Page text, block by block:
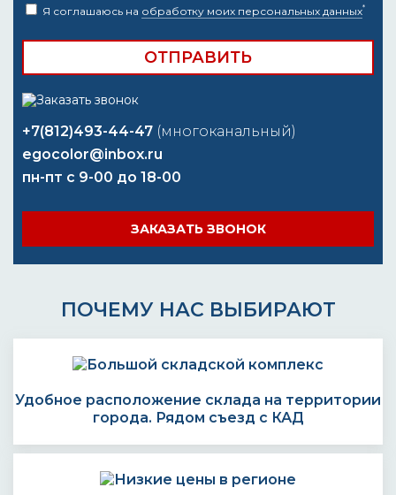
Я соглашаюсь на обработку моих персональных данных*
+7(812)493-44-47 (многоканальный)
egocolor@inbox.ru
пн-пт с 9-00 до 18-00
ЗАКАЗАТЬ ЗВОНОК
ПОЧЕМУ НАС ВЫБИРАЮТ
Удобное расположение склада на территории
города. Рядом съезд с КАД